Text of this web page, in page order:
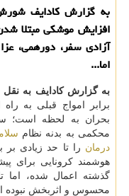
به گزارش کادایف شورش
افزایش موشکی مبتلا
آزادی سفر، دورهمی،
اما...
به گزارش کادایف به نقل
برابر امواج قبلی به
بحران به لحظه است؛
محکمی به بدنه نظام
درمان را تا حد زیادی
هوشمند کرونایی برای
گذشته اعمال شده، اما
محسوس و اثربخش نبوده